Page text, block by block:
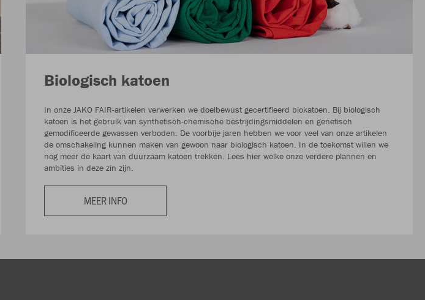
Biologisch katoen
In onze JAKO FAIR-artikelen verwerken we doelbewust gecertifieerd biokatoen. Bij biologisch
katoen is het gebruik van synthetisch-chemische bestrijdingsmiddelen en genetisch
gemodificeerde gewassen verboden. De voorbije jaren hebben we voor veel van onze artikelen
de omschakeling kunnen maken van gewoon naar biologisch katoen. In de toekomst willen we
nog meer de kaart van duurzaam katoen trekken. Lees hier welke onze verdere plannen en
ambities in deze zin zijn.
MEER INFO